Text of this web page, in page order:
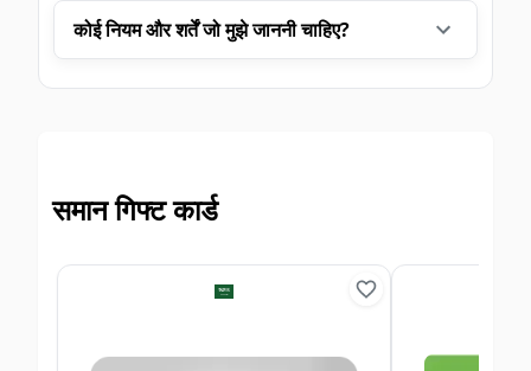
कोई नियम और शर्तें जो मुझे जाननी चाहिए?
समान गिफ्ट कार्ड